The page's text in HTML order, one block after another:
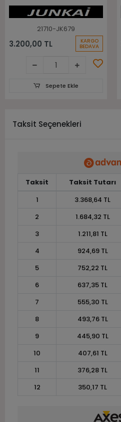
21710-JK679
3.200,00 TL KARGO
BEDAVA
Sepete Ekle
Taksit Seçenekleri
Taksit Taksit Tutarı
1
3.368,64 TL
2
1.684,32 TL
3
1.211,81 TL
4
924,69 TL
5
752,22 TL
6
637,35 TL
7
555,30 TL
8
493,76 TL
9
445,90 TL
10
407,61 TL
11
376,28 TL
12
350,17 TL